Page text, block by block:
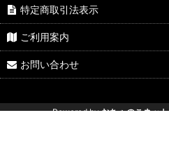
特定商取引法表示
ご利用案内
お問い合わせ
Powered byおちゃのこネット